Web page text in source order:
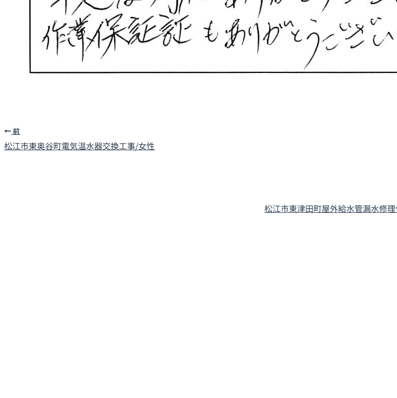
前
松江市東奥谷町電気温水器交換工事/女性
松江市東津田町屋外給水管漏水修